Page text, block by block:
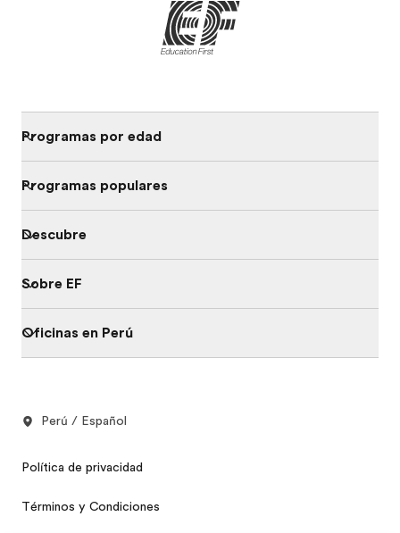
Programas por edad
Programas populares
Descubre
Sobre EF
Oficinas en Perú
Perú / Español
Política de privacidad
Términos y Condiciones